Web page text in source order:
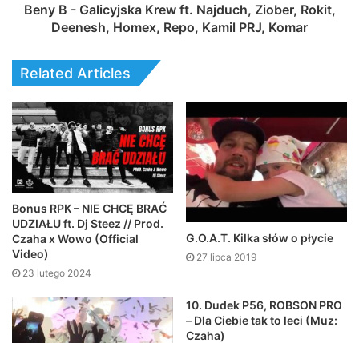
Beny B - Galicyjska Krew ft. Najduch, Ziober, Rokit,
Deenesh, Homex, Repo, Kamil PRJ, Komar
Related Articles
Bonus RPK – NIE CHCĘ BRAĆ
UDZIAŁU ft. Dj Steez // Prod.
Czaha x Wowo (Official
Video)
23 lutego 2024
G.O.A.T. Kilka słów o płycie
27 lipca 2019
10. Dudek P56, ROBSON PRO
– Dla Ciebie tak to leci (Muz:
Czaha)